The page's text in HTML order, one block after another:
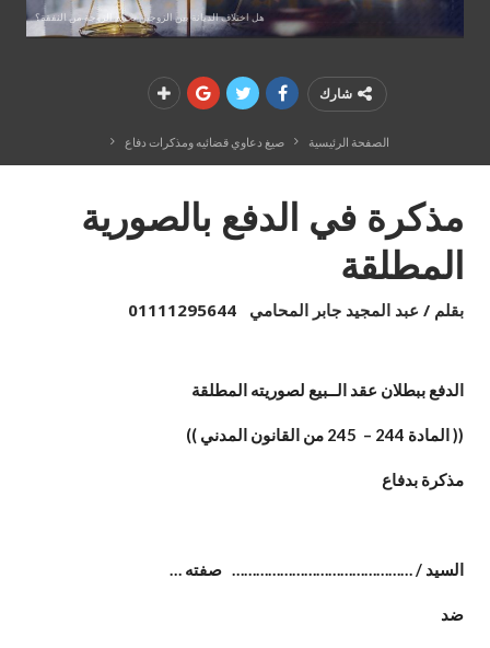
هل اختلاف الديانة بين الزوجين يحرم الزوجة من النفقة؟
شارك
الصفحة الرئيسية صيغ دعاوي قضائيه ومذكرات دفاع
مذكرة في الدفع بالصورية
المطلقة
بقلم / عبد المجيد جابر المحامي 01111295644
الدفع ببطلان عقد الــبيع لصوريته المطلقة
(( المادة 244 – 245 من القانون المدني ))
مذكرة بدفاع
السيد / ……………………………………… صفته …
ضد